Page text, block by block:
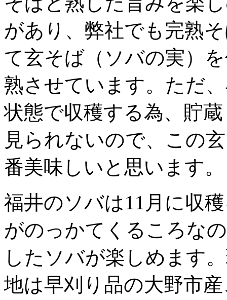
があり、弊社でも完熟
て玄そば（ソバの実）
熟させています。ただ
状態で収穫する為、貯
見られないので、この
番美味しいと思います。
福井のソバは11月に収
がのっかてくるころな
したソバが楽しめます
地は早刈り品の大野市